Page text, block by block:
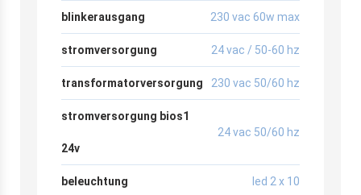
blinkerausgang 230 vac 60w max
stromversorgung 24 vac / 50-60 hz
transformatorversorgung 230 vac 50/60 hz
stromversorgung bios1
24v
24 vac 50/60 hz
beleuchtung led 2 x 10